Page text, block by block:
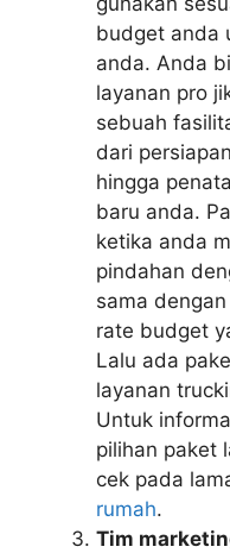
budget anda
anda. Anda
layanan pro
sebuah
dari
hingga
baru anda.
ketika anda
pindahan
sama
rate budget
Lalu ada
layanan
Untuk
pilihan paket
cek pada
rumah.
Tim